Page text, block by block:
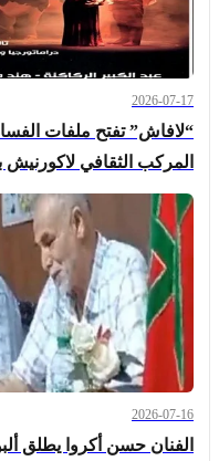
2026-07-17
“لافاش” تفتح ملفات
المركب الثقافي لاكورنيش
2026-07-16
الفنان حسن أكروا يطلق